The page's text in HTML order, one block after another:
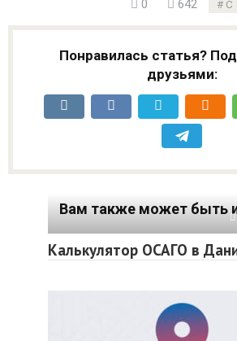
0 642 С
Понравилась статья?
друзьями:
Вам также может быть
Калькулятор ОСАГО в